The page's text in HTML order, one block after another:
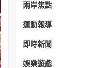
兩岸焦點
運動報導
即時新聞
娛樂遊戲